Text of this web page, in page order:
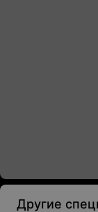
Другие